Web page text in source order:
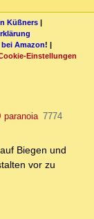
Küßners |
Amazon! |
Einstellungen
paranoia 7774
Biegen und
vor zu